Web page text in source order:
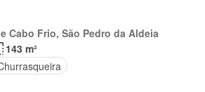
Cabo Frio, São Pedro da Aldeia
143 m²